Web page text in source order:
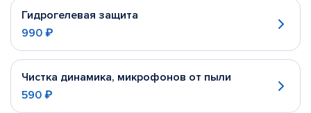
Гидрогелевая защита
990 ₽
Чистка динамика, микрофонов от пыли
590 ₽